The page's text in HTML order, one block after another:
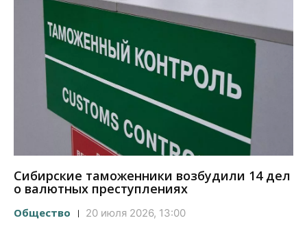
Сибирские таможенники возбудили 14 дел
о валютных преступлениях
Общество 20 июля 2026, 13:00